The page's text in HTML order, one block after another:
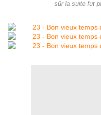
sûr la suite fut